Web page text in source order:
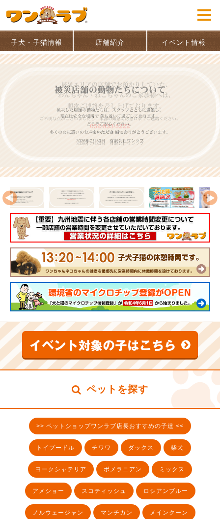
子犬・子猫情報 店舗紹介 イベント情報
ペットを探す
>> ペットショップワンラブ店長おすすめの子達 <<
トイプードル チワワ ダックス 柴犬
ヨークシャテリア ポメラニアン ミックス
アメショー スコティッシュ ロシアンブルー
ノルウェージャン マンチカン メインクーン